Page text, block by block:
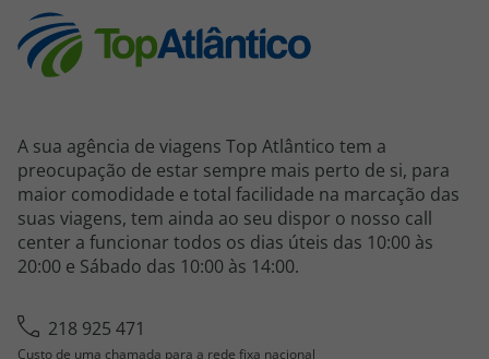
A sua agência de viagens Top Atlântico tem a
preocupação de estar sempre mais perto de si, para
maior comodidade e total facilidade na marcação das
suas viagens, tem ainda ao seu dispor o nosso call
center a funcionar todos os dias úteis das 10:00 às
20:00 e Sábado das 10:00 às 14:00.
218 925 471
Custo de uma chamada para a rede fixa nacional